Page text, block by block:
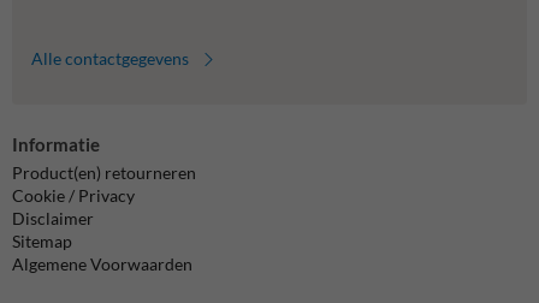
Alle contactgegevens
Informatie
Product(en) retourneren
Cookie / Privacy
Disclaimer
Sitemap
Algemene Voorwaarden